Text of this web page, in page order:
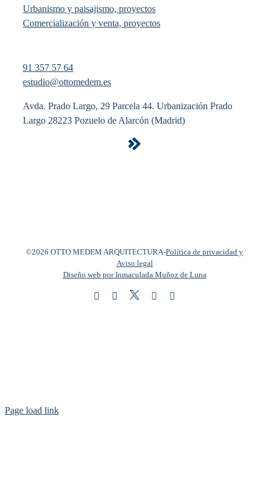
Urbanismo y paisajismo, proyectos
Comercialización y venta, proyectos
91 357 57 64
estudio@ottomedem.es
Avda. Prado Largo, 29 Parcela 44. Urbanización Prado
Largo 28223 Pozuelo de Alarcón (Madrid)
©2026 OTTO MEDEM ARQUITECTURA-Política de privacidad y
Aviso legal
Diseño web por Inmaculada Muñoz de Luna
InstagramFacebook
Twitter LinkedIn
Page load link